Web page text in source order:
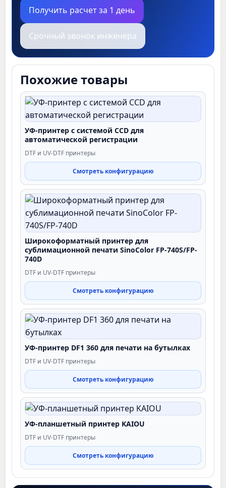
Получить расчет за 1 день
Срочный звонок инженера
Похожие товары
УФ-принтер с системой CCD для
автоматической регистрации
DTF и UV-DTF принтеры
Смотреть конфигурацию
Широкоформатный принтер для
сублимационной печати SinoColor FP-740S/FP-
740D
DTF и UV-DTF принтеры
Смотреть конфигурацию
УФ-принтер DF1 360 для печати на бутылках
DTF и UV-DTF принтеры
Смотреть конфигурацию
УФ-планшетный принтер KAIOU
DTF и UV-DTF принтеры
Смотреть конфигурацию